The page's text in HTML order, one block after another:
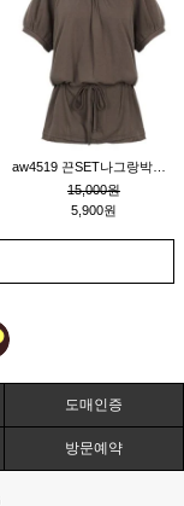
15,000원
5,900원
도매인증
방문예약